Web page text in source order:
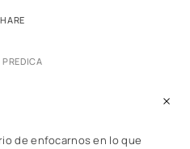
de enfocarnos en lo que